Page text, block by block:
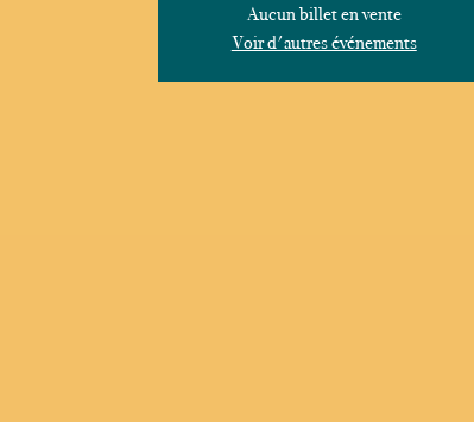
Aucun billet en vente
Voir d'autres événements